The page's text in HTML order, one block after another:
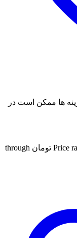
ها ممکن است در
Price range: 270.000 تومان through